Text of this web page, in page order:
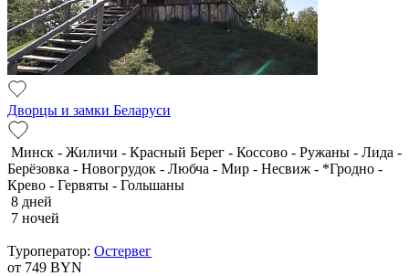
Дворцы и замки Беларуси
Минск - Жиличи - Красный Берег - Коссово - Ружаны - Лида -
Берёзовка - Новогрудок - Любча - Мир - Несвиж - *Гродно -
Крево - Гервяты - Гольшаны
8 дней
7 ночей
Туроператор: Остервег
от 749 BYN